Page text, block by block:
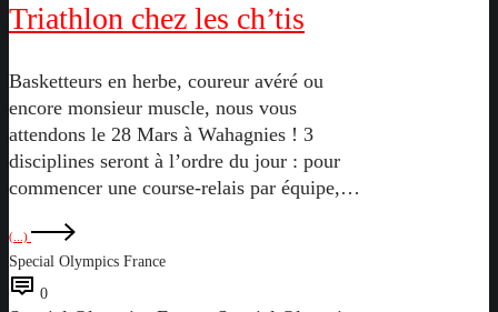
ch’tis
Triathlon chez les ch’tis
Basketteurs en herbe, coureur avéré ou
encore monsieur muscle, nous vous
attendons le 28 Mars à Wahagnies ! 3
disciplines seront à l’ordre du jour : pour
commencer une course-relais par équipe,…
(...)
Special Olympics France
0